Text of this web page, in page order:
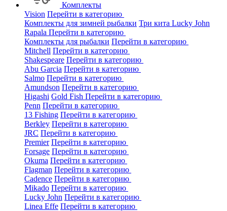
Комплекты
Vision Перейти в категорию
Комплекты для зимней рыбалки Три кита Lucky John
Rapala Перейти в категорию
Комплекты для рыбалки Перейти в категорию
Mitchell Перейти в категорию
Shakespeare Перейти в категорию
Abu Garcia Перейти в категорию
Salmo Перейти в категорию
Amundson Перейти в категорию
Higashi Gold Fish Перейти в категорию
Penn Перейти в категорию
13 Fishing Перейти в категорию
Berkley Перейти в категорию
JRC Перейти в категорию
Premier Перейти в категорию
Forsage Перейти в категорию
Okuma Перейти в категорию
Flagman Перейти в категорию
Cadence Перейти в категорию
Mikado Перейти в категорию
Lucky John Перейти в категорию
Linea Effe Перейти в категорию